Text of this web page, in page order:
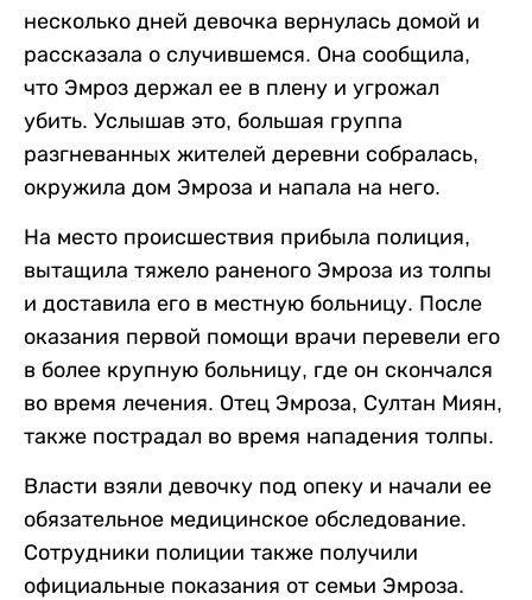
несколько дней девочка вернулась домой и
рассказала о случившемся. Она сообщила,
что Эмроз держал ее в плену и угрожал
убить. Услышав это, большая группа
разгневанных жителей деревни собралась,
окружила дом Эмроза и напала на него.
На место происшествия прибыла полиция,
вытащила тяжело раненого Эмроза из толпы
и доставила его в местную больницу. После
оказания первой помощи врачи перевели его
в более крупную больницу, где он скончался
во время лечения. Отец Эмроза, Султан Миян,
также пострадал во время нападения толпы.
Власти взяли девочку под опеку и начали ее
обязательное медицинское обследование.
Сотрудники полиции также получили
официальные показания от семьи Эмроза.